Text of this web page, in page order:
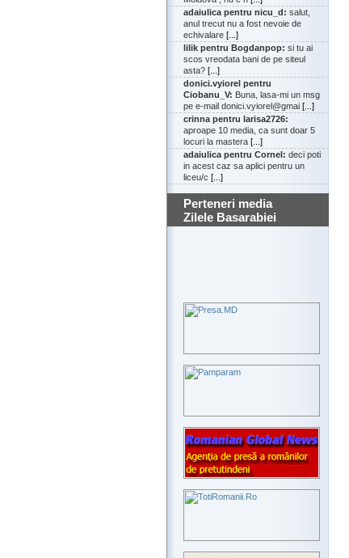
adaiulica pentru nicu_d: salut,
anul trecut nu a fost nevoie de
echivalare [...]
lilik pentru Bogdanpop: si tu ai
scos vreodata bani de pe siteul
asta? [...]
donici.vyiorel pentru
Ciobanu_V: Buna, lasa-mi un msg
pe e-mail donici.vyiorel@gmai [...]
crinna pentru larisa2726:
aproape 10 media, ca sunt doar 5
locuri la mastera [...]
adaiulica pentru Cornel: deci poti
in acest caz sa aplici pentru un
liceu/c [...]
Perteneri media
Zilele Basarabiei